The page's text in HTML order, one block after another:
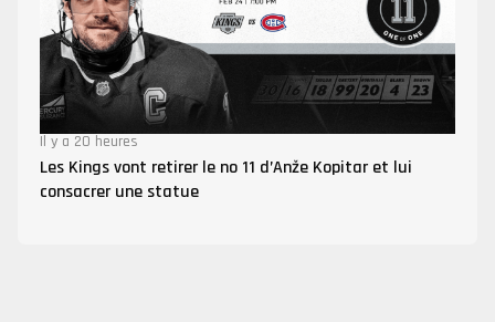
Il y a 20 heures
Les Kings vont retirer le no 11 d’Anže Kopitar et lui
consacrer une statue